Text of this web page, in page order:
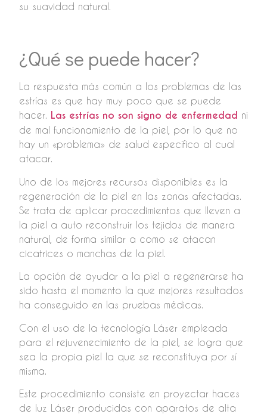
su suavidad natural.
¿Qué se puede hacer?
La respuesta más común a los problemas de las
estrías es que hay muy poco que se puede
hacer. Las estrías no son signo de enfermedad ni
de mal funcionamiento de la piel, por lo que no
hay un «problema» de salud específico al cual
atacar.
Uno de los mejores recursos disponibles es la
regeneración de la piel en las zonas afectadas.
Se trata de aplicar procedimientos que lleven a
la piel a auto reconstruir los tejidos de manera
natural, de forma similar a como se atacan
cicatrices o manchas de la piel.
La opción de ayudar a la piel a regenerarse ha
sido hasta el momento la que mejores resultados
ha conseguido en las pruebas médicas.
Con el uso de la tecnología Láser empleada
para el rejuvenecimiento de la piel, se logra que
sea la propia piel la que se reconstituya por sí
misma.
Este procedimiento consiste en proyectar haces
de luz Láser producidas con aparatos de alta